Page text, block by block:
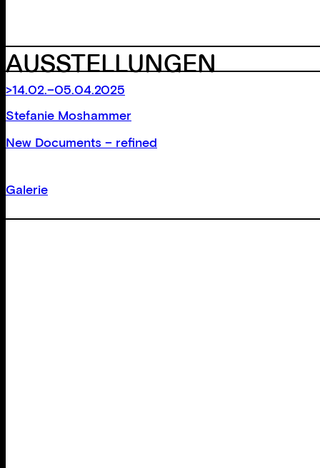
AUSSTELLUNGEN
>14.02.–05.04.2025
Stefanie Moshammer
New Documents – refined
Galerie